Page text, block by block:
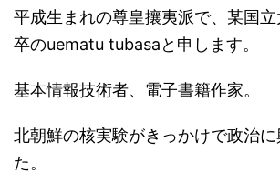
平成生まれの尊皇攘夷派で、某国
卒のuematu tubasaと申します。
基本情報技術者、電子書籍作家。
北朝鮮の核実験がきっかけで政治
た。